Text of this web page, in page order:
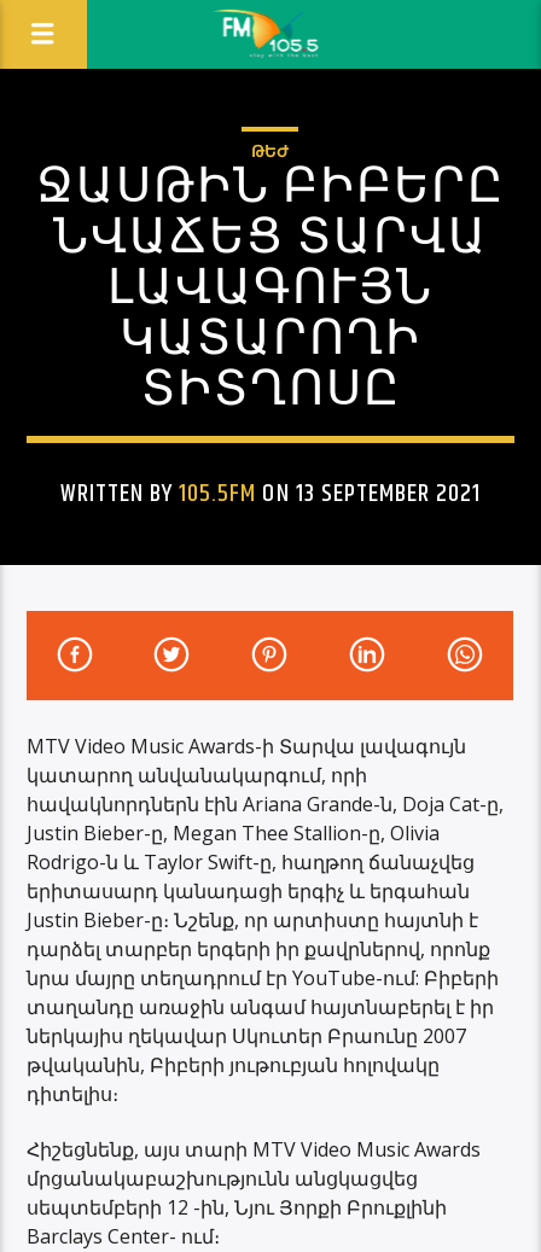
ԹԵԺ
ՋԱՍԹԻՆ ԲԻԲԵՐԸ
ՆՎԱՃԵՑ ՏԱՐՎԱ
ԼԱՎԱԳՈՒՅՆ
ԿԱՏԱՐՈՂԻ
ՏԻՏՂՈՍԸ
WRITTEN BY105.5FM ON 13 SEPTEMBER 2021
MTV Video Music Awards-ի Տարվա լավագույն
կատարող անվանակարգում, որի
հավակնորդներն էին Ariana Grande-ն, Doja Cat-ը,
Justin Bieber-ը, Megan Thee Stallion-ը, Olivia
Rodrigo-ն և Taylor Swift-ը, հաղթող ճանաչվեց
երիտասարդ կանադացի երգիչ և երգահան
Justin Bieber-ը։ Նշենք, որ արտիստը հայտնի է
դարձել տարբեր երգերի իր քավրներով, որոնք
նրա մայրը տեղադրում էր YouTube-ում: Բիբերի
տաղանդը առաջին անգամ հայտնաբերել է իր
ներկայիս ղեկավար Սկուտեր Բրաունը 2007
թվականին, Բիբերի յութուբյան հոլովակը
դիտելիս։
Հիշեցնենք, այս տարի MTV Video Music Awards
մրցանակաբաշխությունն անցկացվեց
սեպտեմբերի 12 -ին, Նյու Յորքի Բրուքլինի
Barclays Center- ում։